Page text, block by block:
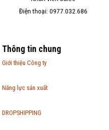
Điện thoại: 0977.032.686
Thông tin chung
Giới thiệu Công ty
Năng lực sản xuất
DROPSHIPPING